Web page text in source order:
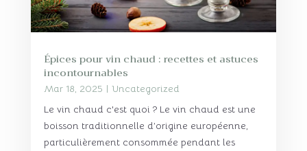
Épices pour vin chaud : recettes et astuces
incontournables
Mar 18, 2025 | Uncategorized
Le vin chaud c'est quoi ? Le vin chaud est une
boisson traditionnelle d’origine européenne,
particulièrement consommée pendant les